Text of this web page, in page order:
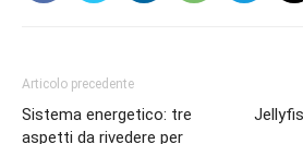
Articolo precedente
Sistema energetico: tre
aspetti da rivedere per